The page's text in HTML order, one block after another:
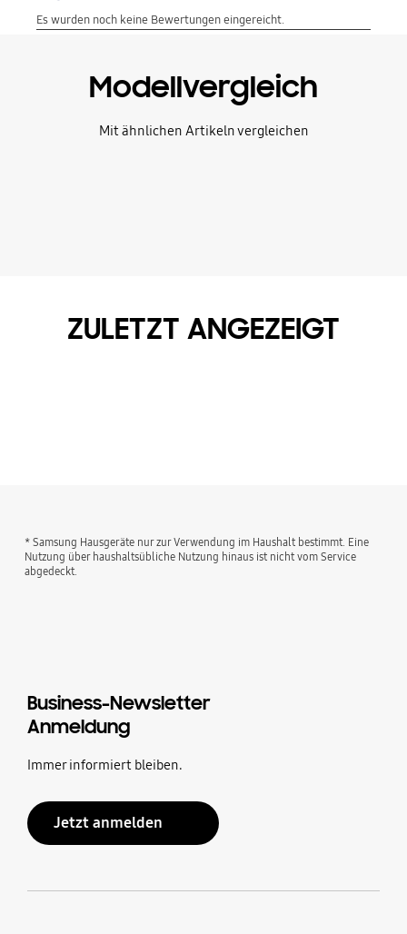
Modellvergleich
Mit ähnlichen Artikeln vergleichen
ZULETZT ANGEZEIGT
* Samsung Hausgeräte nur zur Verwendung im Haushalt bestimmt. Eine
Nutzung über haushaltsübliche Nutzung hinaus ist nicht vom Service
abgedeckt.
Business-Newsletter
Anmeldung
Immer informiert bleiben.
Jetzt anmelden